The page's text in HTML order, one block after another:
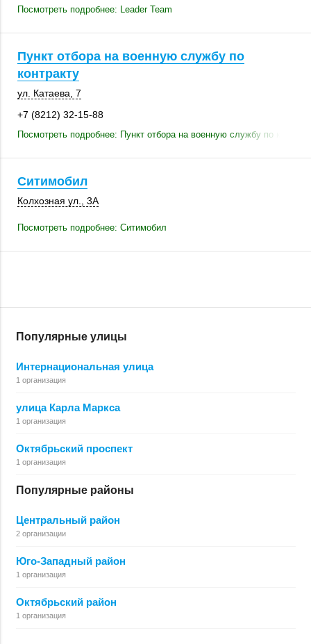
Посмотреть подробнее: Leader Team
Пункт отбора на военную службу по
контракту
ул. Катаева, 7
+7 (8212) 32-15-88
Посмотреть подробнее: Пункт отбора на военную службу по
Ситимобил
Колхозная ул., 3А
Посмотреть подробнее: Ситимобил
Популярные улицы
Интернациональная улица
1 организация
улица Карла Маркса
1 организация
Октябрьский проспект
1 организация
Популярные районы
Центральный район
2 организации
Юго-Западный район
1 организация
Октябрьский район
1 организация